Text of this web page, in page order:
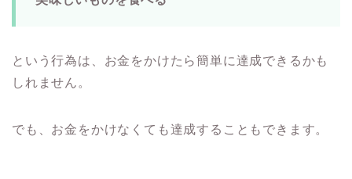
という行為は、お金をかけたら簡単に達成できるかも
しれません。
でも、お金をかけなくても達成することもできます。